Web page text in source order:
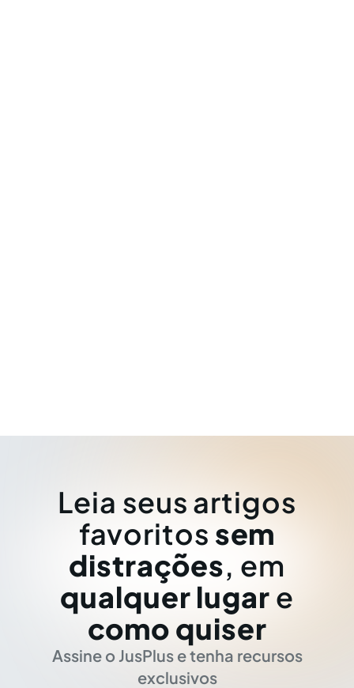
Leia seus artigos
favoritos sem
distrações, em
qualquer lugar e
como quiser
Assine o JusPlus e tenha recursos
exclusivos